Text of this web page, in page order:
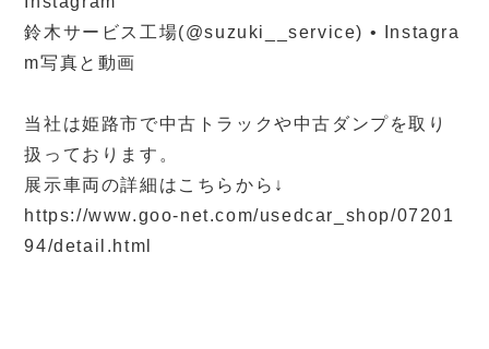
鈴木サービス工場(@suzuki__service) • Instagra
m写真と動画
当社は姫路市で中古トラックや中古ダンプを取り
扱っております。
展示車両の詳細はこちらから↓
https://www.goo-net.com/usedcar_shop/07201
94/detail.html